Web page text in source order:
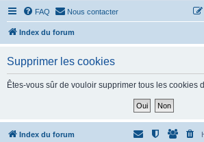
FAQ Nous contacter
Index du forum
Supprimer les cookies
Êtes-vous sûr de vouloir supprimer tous les cookies
Index du forum